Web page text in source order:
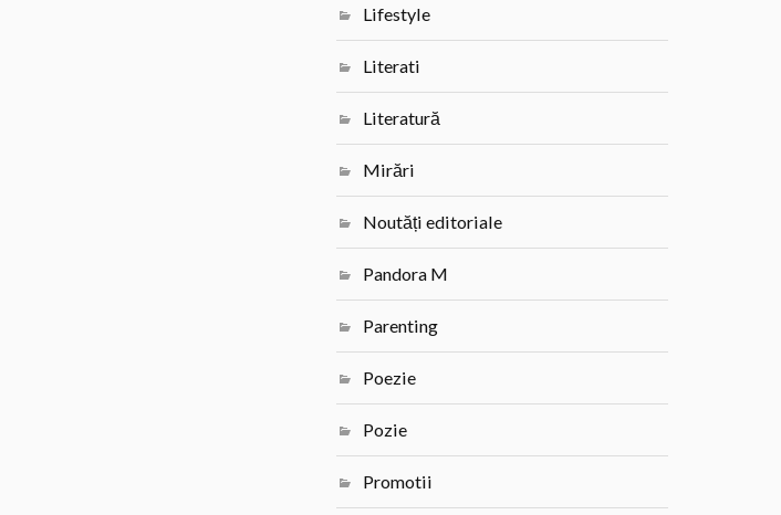
Lifestyle
Literati
Literatură
Mirări
Noutăți editoriale
Pandora M
Parenting
Poezie
Pozie
Promotii